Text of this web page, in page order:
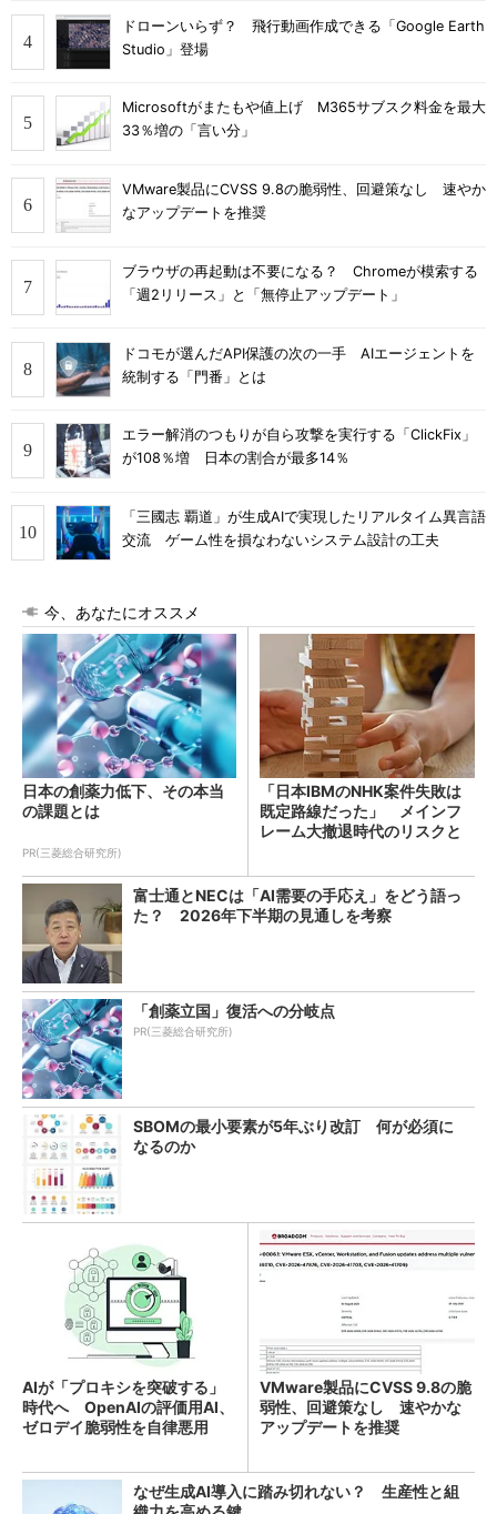
ドローンいらず？ 飛行動画作成できる「Google Earth
Studio」登場
Microsoftがまたもや値上げ M365サブスク料金を最大
33％増の「言い分」
VMware製品にCVSS 9.8の脆弱性、回避策なし 速やか
なアップデートを推奨
ブラウザの再起動は不要になる？ Chromeが模索する
「週2リリース」と「無停止アップデート」
ドコモが選んだAPI保護の次の一手 AIエージェントを
統制する「門番」とは
エラー解消のつもりが自ら攻撃を実行する「ClickFix」
が108％増 日本の割合が最多14％
「三國志 覇道」が生成AIで実現したリアルタイム異言語
交流 ゲーム性を損なわないシステム設計の工夫
今、あなたにオススメ
日本の創薬力低下、その本当
の課題とは
PR(三菱総合研究所)
「日本IBMのNHK案件失敗は
既定路線だった」 メインフ
レーム大撤退時代のリスクと
富士通とNECは「AI需要の手応え」をどう語っ
た？ 2026年下半期の見通しを考察
「創薬立国」復活への分岐点
PR(三菱総合研究所)
SBOMの最小要素が5年ぶり改訂 何が必須に
なるのか
AIが「プロキシを突破する」
時代へ OpenAIの評価用AI、
ゼロデイ脆弱性を自律悪用
VMware製品にCVSS 9.8の脆
弱性、回避策なし 速やかな
アップデートを推奨
なぜ生成AI導入に踏み切れない？ 生産性と組